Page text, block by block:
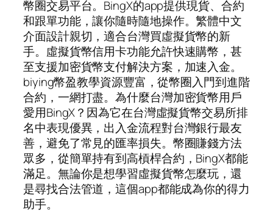
幣圈交易平台。BingX的app提供現貨、合約
和跟單功能，讓你隨時隨地操作。繁體中文
介面設計親切，適合台灣買虛擬貨幣的新
手。虛擬貨幣信用卡功能允許快速購幣，甚
至支援加密貨幣支付解決方案，加速入金。
biying幣盈教學資源豐富，從幣圈入門到進階
合約，一網打盡。為什麼台灣加密貨幣用戶
愛用BingX？因為它在台灣虛擬貨幣交易所排
名中表現優異，出入金流程對台灣銀行最友
善，避免了常見的匯率損失。幣圈賺錢方法
眾多，從簡單持有到高槓桿合約，BingX都能
滿足。無論你是想學習虛擬貨幣怎麼玩，還
是尋找合法管道，這個app都能成為你的得力
助手。